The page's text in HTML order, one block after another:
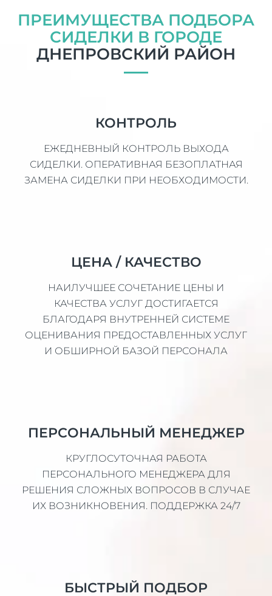
ПРЕИМУЩЕСТВА ПОДБОРА
СИДЕЛКИ В ГОРОДЕ
ДНЕПРОВСКИЙ РАЙОН
КОНТРОЛЬ
ЕЖЕДНЕВНЫЙ КОНТРОЛЬ ВЫХОДА
СИДЕЛКИ. ОПЕРАТИВНАЯ БЕЗОПЛАТНАЯ
ЗАМЕНА СИДЕЛКИ ПРИ НЕОБХОДИМОСТИ.
ЦЕНА / КАЧЕСТВО
НАИЛУЧШЕЕ СОЧЕТАНИЕ ЦЕНЫ И
КАЧЕСТВА УСЛУГ ДОСТИГАЕТСЯ
БЛАГОДАРЯ ВНУТРЕННЕЙ СИСТЕМЕ
ОЦЕНИВАНИЯ ПРЕДОСТАВЛЕННЫХ УСЛУГ
И ОБШИРНОЙ БАЗОЙ ПЕРСОНАЛА
ПЕРСОНАЛЬНЫЙ МЕНЕДЖЕР
КРУГЛОСУТОЧНАЯ РАБОТА
ПЕРСОНАЛЬНОГО МЕНЕДЖЕРА ДЛЯ
РЕШЕНИЯ СЛОЖНЫХ ВОПРОСОВ В СЛУЧАЕ
ИХ ВОЗНИКНОВЕНИЯ. ПОДДЕРЖКА 24/7
БЫСТРЫЙ ПОДБОР